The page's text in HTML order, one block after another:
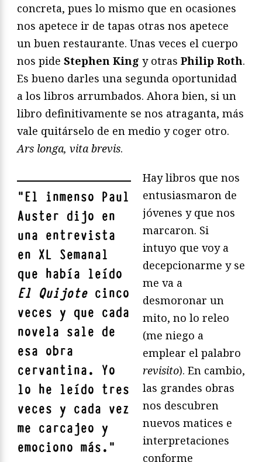
concreta, pues lo mismo que en ocasiones
nos apetece ir de tapas otras nos apetece
un buen restaurante. Unas veces el cuerpo
nos pide Stephen King y otras Philip Roth.
Es bueno darles una segunda oportunidad
a los libros arrumbados. Ahora bien, si un
libro definitivamente se nos atraganta, más
vale quitárselo de en medio y coger otro.
Ars longa, vita brevis.
"El inmenso Paul
Auster dijo en
una entrevista
en XL Semanal
que había leído
El Quijotecinco
veces y que cada
novela sale de
esa obra
cervantina. Yo
lo he leído tres
veces y cada vez
me carcajeo y
emociono más. "
Hay libros que nos
entusiasmaron de
jóvenes y que nos
marcaron. Si
intuyo que voy a
decepcionarme y se
me va a
desmoronar un
mito, no lo releo
(me niego a
emplear el palabro
revisito). En cambio,
las grandes obras
nos descubren
nuevos matices e
interpretaciones
conforme